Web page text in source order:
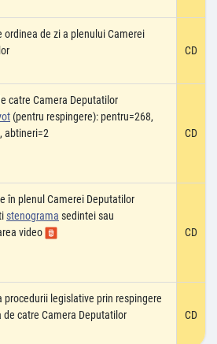
ordinea de zi a plenului Camerei
CD
catre Camera Deputatilor
(pentru respingere): pentru=268,
abtineri=2
CD
în plenul Camerei Deputatilor
stenograma sedintei sau
video
CD
procedurii legislative prin respingere
de catre Camera Deputatilor
CD